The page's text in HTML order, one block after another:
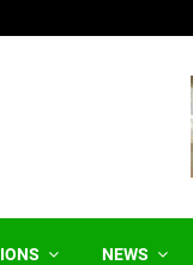
NEWS